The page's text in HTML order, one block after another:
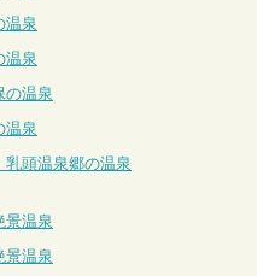
温泉
温泉
の温泉
温泉
頭温泉郷の温泉
景温泉
景温泉